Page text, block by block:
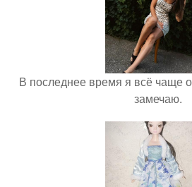
В последнее время я всё чаще
замечаю.